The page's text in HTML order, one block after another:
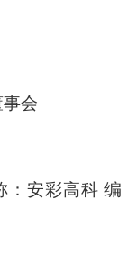
会
：安彩高科 编